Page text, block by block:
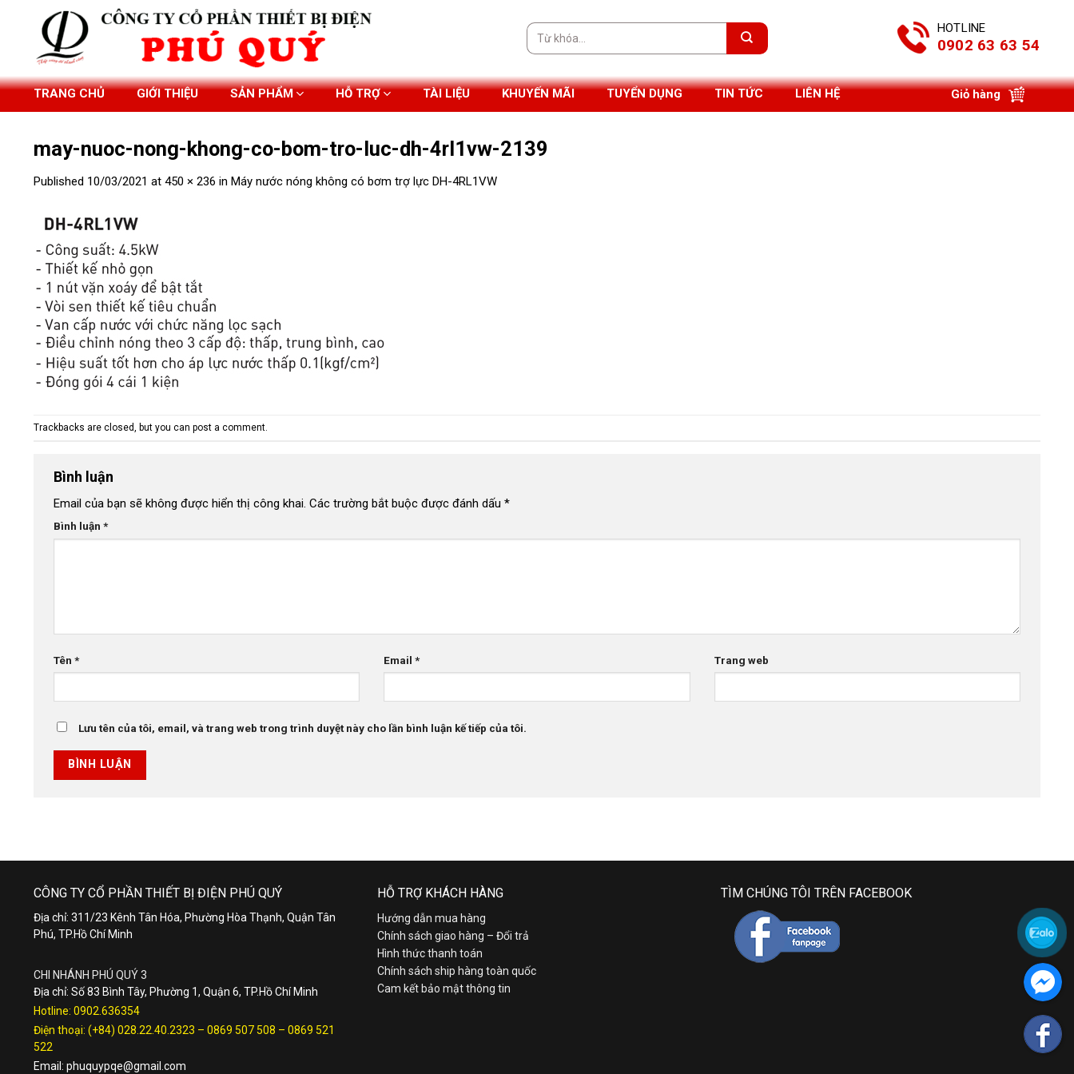
Tìm
kiếm:
HOTLINE
0902 63 63 54
TRANG CHỦ GIỚI THIỆU SẢN PHẨM HỖ TRỢ TÀI LIỆU KHUYẾN MÃI TUYỂN DỤNG TIN TỨC LIÊN HỆ Giỏ hàng
may-nuoc-nong-khong-co-bom-tro-luc-dh-4rl1vw-2139
Published 10/03/2021 at 450 × 236 in Máy nước nóng không có bơm trợ lực DH-4RL1VW
Trackbacks are closed, but you can post a comment
Bình luận
Email của bạn sẽ không được hiển thị công khai. Các trường bắt buộc được đánh dấu *
Bình luận *
Tên * Email* Trang web
Lưu tên của tôi, email, và trang web trong trình duyệt này cho lần bình luận kế tiếp của tôi.
CÔNG TY CỔ PHẦN THIẾT BỊ ĐIỆN PHÚ QUÝ
Địa chỉ: 311/23 Kênh Tân Hóa, Phường Hòa Thạnh, Quận Tân
Phú, TP.Hồ Chí Minh
CHI NHÁNH PHÚ QUÝ 3
Địa chỉ: Số 83 Bình Tây, Phường 1, Quận 6, TP.Hồ Chí Minh
Hotline: 0902.636354
Điện thoại: (+84) 028.22.40.2323 – 0869 507 508 – 0869 521
522
Email: phuquypqe@gmail.com
HỖ TRỢ KHÁCH HÀNG
Hướng dẫn mua hàng
Chính sách giao hàng – Đổi trả
Hình thức thanh toán
Chính sách ship hàng toàn quốc
Cam kết bảo mật thông tin
TÌM CHÚNG TÔI TRÊN FACEBOOK